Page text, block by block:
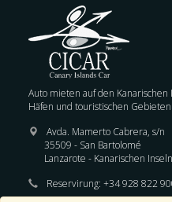
Auto mieten auf den Kanarischen
Häfen und touristischen Gebieten.
Avda. Mamerto Cabrera, s/n
35509 - San Bartolomé
Lanzarote - Kanarischen Inseln
Reservirung: +34 928 822